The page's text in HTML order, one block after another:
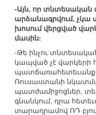
-Այն, որ տնտեսական
արձանագրվում, չկա
խոսում վերցված
մասին:
-Թե ինչու
կապված չէ վարկերի
Ռուսաստանի
պատժամիջոցներ,
գնանկում, դրա
տարադրամով ՌԴ